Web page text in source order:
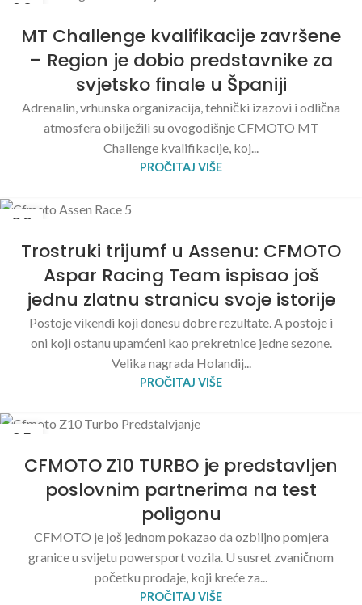
09
MT Challenge kvalifikacije završene
– Region je dobio predstavnike za
svjetsko finale u Španiji
Adrenalin, vrhunska organizacija, tehnički izazovi i odlična
atmosfera obilježili su ovogodišnje CFMOTO MT
Challenge kvalifikacije, koj...
PROČITAJ VIŠE
29
Trostruki trijumf u Assenu: CFMOTO
Aspar Racing Team ispisao još
jednu zlatnu stranicu svoje istorije
Postoje vikendi koji donesu dobre rezultate. A postoje i
oni koji ostanu upamćeni kao prekretnice jedne sezone.
Velika nagrada Holandij...
PROČITAJ VIŠE
25
CFMOTO Z10 TURBO je predstavljen
poslovnim partnerima na test
poligonu
CFMOTO je još jednom pokazao da ozbiljno pomjera
granice u svijetu powersport vozila. U susret zvaničnom
početku prodaje, koji kreće za...
PROČITAJ VIŠE